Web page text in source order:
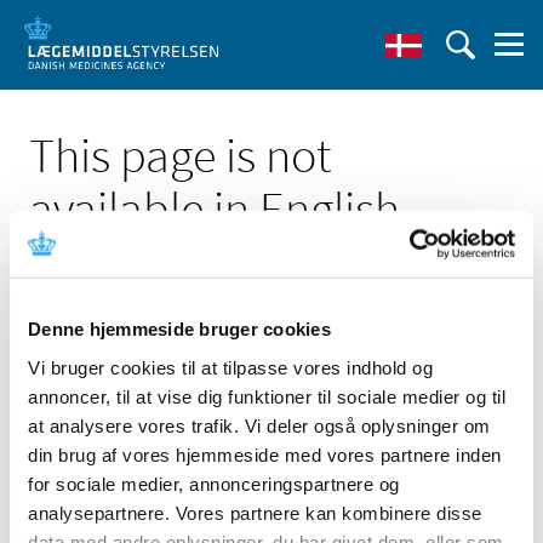
Denne hjemmeside bruger cookies
Vi bruger cookies til at tilpasse vores indhold og
annoncer, til at vise dig funktioner til sociale medier og til
at analysere vores trafik. Vi deler også oplysninger om
din brug af vores hjemmeside med vores partnere inden
for sociale medier, annonceringspartnere og
analysepartnere. Vores partnere kan kombinere disse
This page is not
available in English
Click here to see the Danish page 'ABL800 analyzers
measuring cCrea'
Go to English frontpage